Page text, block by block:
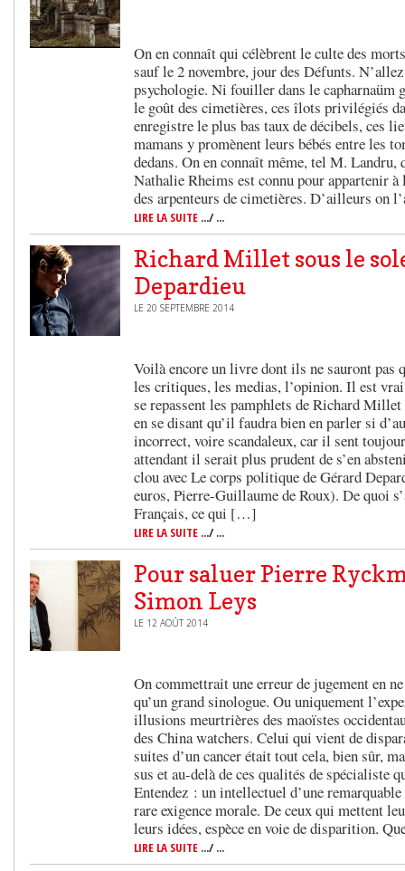
On en connaît qui célèbrent le culte des
sauf le 2 novembre, jour des Défunts.
psychologie. Ni fouiller dans le capharnaüm
le goût des cimetières, ces îlots privilégiés
enregistre le plus bas taux de décibels, ces
mamans y promènent leurs bébés entre les
dedans. On en connaît même, tel M. Landru,
Nathalie Rheims est connu pour appartenir
des arpenteurs de cimetières. D’ailleurs on
LIRE LA SUITE .../ ...
Richard Millet sous le
Depardieu
LE 20 SEPTEMBRE 2014
Voilà encore un livre dont ils ne sauront pas
les critiques, les medias, l’opinion. Il est
se repassent les pamphlets de Richard Millet
en se disant qu’il faudra bien en parler si
incorrect, voire scandaleux, car il sent
attendant il serait plus prudent de s’en
clou avec Le corps politique de Gérard
euros, Pierre-Guillaume de Roux). De quoi
Français, ce qui […]
LIRE LA SUITE .../ ...
Pour saluer Pierre
Simon Leys
LE 12 AOÛT 2014
On commettrait une erreur de jugement en
qu’un grand sinologue. Ou uniquement
illusions meurtrières des maoïstes
des China watchers. Celui qui vient de
suites d’un cancer était tout cela, bien sûr,
sus et au-delà de ces qualités de spécialiste
Entendez : un intellectuel d’une
rare exigence morale. De ceux qui mettent
leurs idées, espèce en voie de disparition.
LIRE LA SUITE .../ ...